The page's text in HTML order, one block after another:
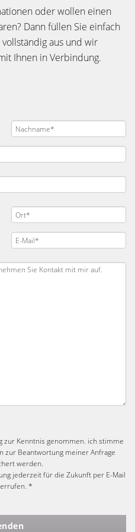
oder wollen einen
Dann füllen Sie einfach
aus und wir
Ihnen in Verbindung.
zur Kenntnis genommen. ich stimme
zur Beantwortung meiner Anfrage
werden.
jederzeit für die Zukunft per E-Mail
*